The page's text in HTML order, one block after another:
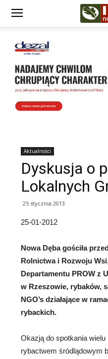
Aktualności
Dyskusja o
Lokalnych
25 stycznia 2013
25-01-2012
Nowa Dęba gościła
Rolnictwa i Rozwoju
Departamentu PROW z
w Rzeszowie, rybaków,
NGO’s działające w
rybackich.
Okazją do spotkania
rybactwem śródlądowym